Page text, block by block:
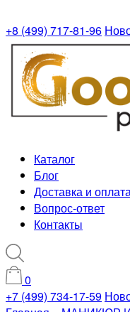
+8 (499) 717-81-96
Каталог
Блог
Доставка и
Вопрос-ответ
Контакты
0
+7 (499) 734-17-59